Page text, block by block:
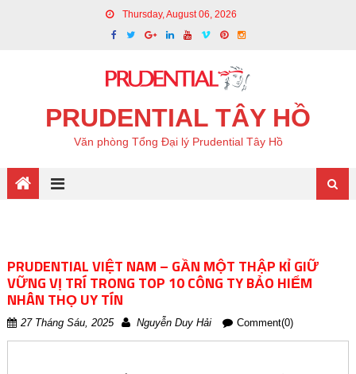
Thursday, August 06, 2026
PRUDENTIAL TÂY HỒ
Văn phòng Tổng Đại lý Prudential Tây Hồ
PRUDENTIAL VIỆT NAM – GẦN MỘT THẬP KỈ GIỮ
VỮNG VỊ TRÍ TRONG TOP 10 CÔNG TY BẢO HIỂM
NHÂN THỌ UY TÍN
27 Tháng Sáu, 2025 Nguyễn Duy Hải Comment(0)